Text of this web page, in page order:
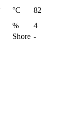
°C
82
%
4
Shore -